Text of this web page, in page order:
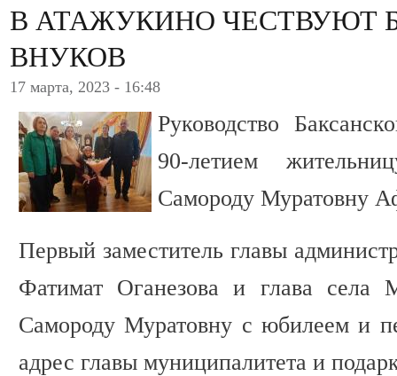
В АТАЖУКИНО ЧЕСТВУЮТ
ВНУКОВ
17 марта, 2023 - 16:48
Руководство
90-летием
Самороду Муратовну
Первый заместитель главы
Фатимат Оганезова и глава села
Самороду Муратовну с юбилеем и
адрес главы муниципалитета и